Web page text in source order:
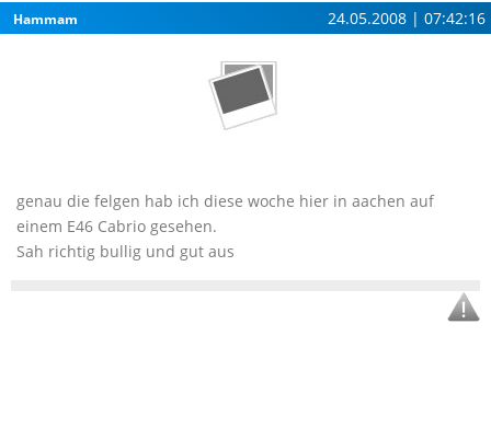
Hammam 24.05.2008 | 07:42:16
genau die felgen hab ich diese woche hier in aachen auf
einem E46 Cabrio gesehen.
Sah richtig bullig und gut aus